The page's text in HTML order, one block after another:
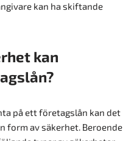
kan ha skiftande
kan
på ett företagslån kan det
form av säkerhet. Beroende